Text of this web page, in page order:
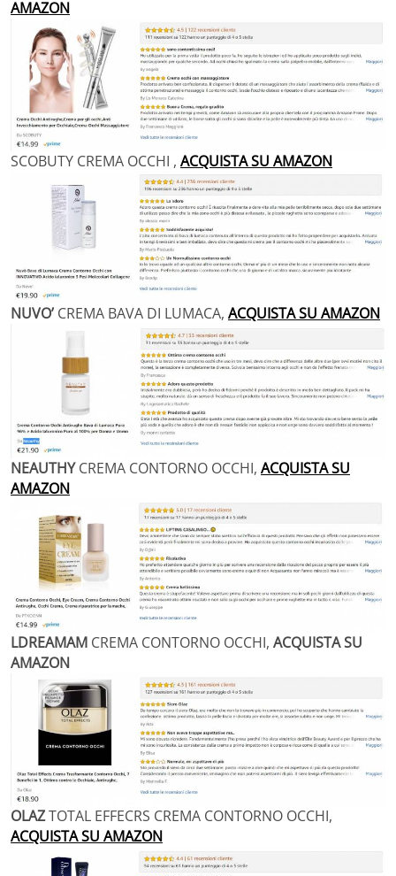
AMAZON
SCOBUTY CREMA OCCHI , ACQUISTA SU AMAZON
NUVO’ CREMA BAVA DI LUMACA, ACQUISTA SU AMAZON
NEAUTHYCREMA CONTORNO OCCHI, ACQUISTA SU
AMAZON
LDREAMAM CREMA CONTORNO OCCHI, ACQUISTA SU
AMAZON
OLAZTOTAL EFFECRS CREMA CONTORNO OCCHI,
ACQUISTA SU AMAZON